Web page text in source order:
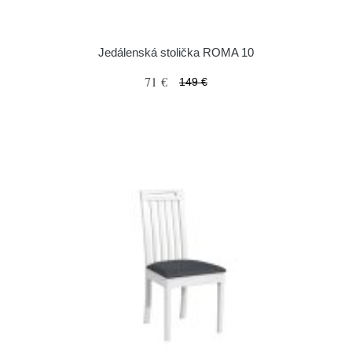
Jedálenská stolička ROMA 10
71 € 149 €